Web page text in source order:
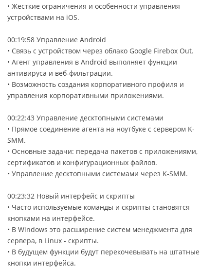
• Жесткие ограничения и особенности управления
устройствами на iOS.
00:19:58 Управление Android
• Связь с устройством через облако Google Firebox Out.
• Агент управления в Android выполняет функции
антивируса и веб-фильтрации.
• Возможность создания корпоративного профиля и
управления корпоративными приложениями.
00:22:43 Управление десктопными системами
• Прямое соединение агента на ноутбуке с сервером K-
SMM.
• Основные задачи: передача пакетов с приложениями,
сертификатов и конфигурационных файлов.
• Управление десктопными системами через K-SMM.
00:23:32 Новый интерфейс и скрипты
• Часто используемые команды и скрипты становятся
кнопками на интерфейсе.
• В Windows это расширение систем менеджмента для
сервера, в Linux - скрипты.
• В будущем функции будут перекочевывать на штатные
кнопки интерфейса.